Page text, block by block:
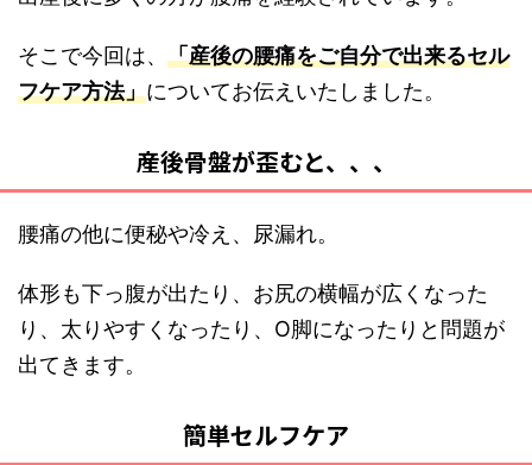
そこで今回は、 「産後の腰痛をご自分で出来るセル
フケア方法」についてお伝えいたしました。
産後骨盤が歪むと、、、
腰痛の他に便秘や冷え、尿漏れ。
体形も下っ腹が出たり、お尻の横幅が広くなった
り、太りやすくなったり、O脚になったりと問題が
出てきます。
簡単セルフケア